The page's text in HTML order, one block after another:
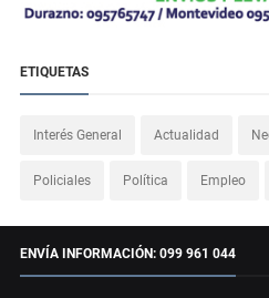
ETIQUETAS
Interés General Actualidad
Policiales Política Empleo
ENVÍA INFORMACIÓN: 099 961 044